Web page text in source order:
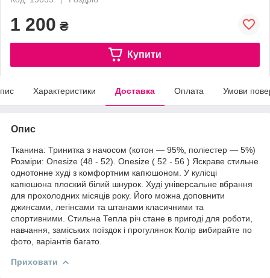
1 200 ₴
Купити
Характеристики Доставка Оплата Умови
Опис
Тканина: Тринитка з начосом (котон — 95%, поліестер — 5%)
Розміри: Onesize (48 - 52). Onesize ( 52 - 56 ) Яскраве стильне
однотонне худі з комфортним капюшоном. У кулісці
капюшона плоский білий шнурок. Худі універсальне вбрання
для прохолодних місяців року. Його можна доповнити
джинсами, легінсами та штанами класичними та
спортивними. Стильна Тепла річ стане в пригоді для роботи,
навчання, заміських поїздок і прогулянок Колір вибирайте по
фото, варіантів багато.
Приховати